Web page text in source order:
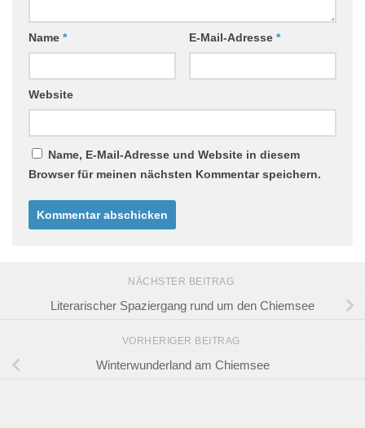
Name * E-Mail-Adresse *
Website
Name, E-Mail-Adresse und Website in diesem
Browser für meinen nächsten Kommentar speichern.
NÄCHSTER BEITRAG
Literarischer Spaziergang rund um den Chiemsee
VORHERIGER BEITRAG
Winterwunderland am Chiemsee